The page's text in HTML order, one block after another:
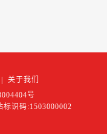
关于我们
号
标识码:1503000002